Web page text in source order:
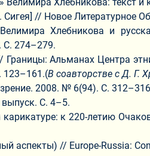
// Новое Литературное
Хлебникова и
С. 274–279.
Альманах Центра
123–161.(В соавторстве с Д. Г.
2008. № 6(94). С.
С. 4–5.
к 220-летию
аспекты) // Europe-Russia: